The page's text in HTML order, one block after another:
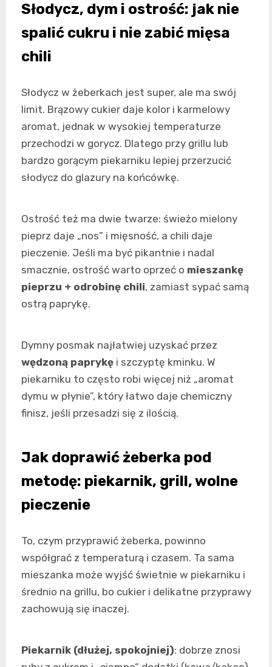
Słodycz, dym i ostrość: jak nie
spalić cukru i nie zabić mięsa
chili
Słodycz w żeberkach jest super, ale ma swój
limit. Brązowy cukier daje kolor i karmelowy
aromat, jednak w wysokiej temperaturze
przechodzi w gorycz. Dlatego przy grillu lub
bardzo gorącym piekarniku lepiej przerzucić
słodycz do glazury na końcówkę.
Ostrość też ma dwie twarze: świeżo mielony
pieprz daje „nos” i mięsność, a chili daje
pieczenie. Jeśli ma być pikantnie i nadal
smacznie, ostrość warto oprzeć o mieszankę
pieprzu + odrobinę chili, zamiast sypać samą
ostrą paprykę.
Dymny posmak najłatwiej uzyskać przez
wędzoną paprykę i szczyptę kminku. W
piekarniku to często robi więcej niż „aromat
dymu w płynie”, który łatwo daje chemiczny
finisz, jeśli przesadzi się z ilością.
Jak doprawić żeberka pod
metodę: piekarnik, grill, wolne
pieczenie
To, czym przyprawić żeberka, powinno
współgrać z temperaturą i czasem. Ta sama
mieszanka może wyjść świetnie w piekarniku i
średnio na grillu, bo cukier i delikatne przyprawy
zachowują się inaczej.
Piekarnik (dłużej, spokojniej): dobrze znosi